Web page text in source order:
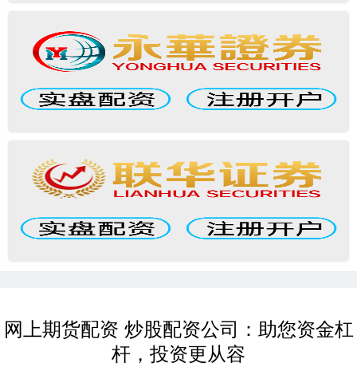
网上期货配资 炒股配资公司：助您资金杠
杆，投资更从容